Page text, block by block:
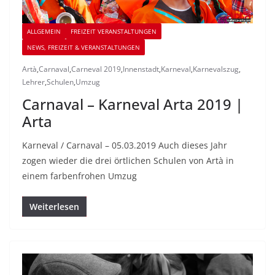
ALLGEMEIN
FREIZEIT VERANSTALTUNGEN
NEWS, FREIZEIT & VERANSTALTUNGEN
Artà,Carnaval,Carneval 2019,Innenstadt,Karneval,Karnevalszug,
Lehrer,Schulen,Umzug
Carnaval – Karneval Arta 2019 |
Arta
Karneval / Carnaval – 05.03.2019 Auch dieses Jahr
zogen wieder die drei örtlichen Schulen von Artà in
einem farbenfrohen Umzug
Weiterlesen